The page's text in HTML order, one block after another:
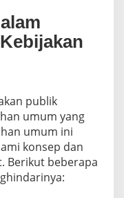
publik
umum yang
umum ini
konsep dan
Berikut beberapa